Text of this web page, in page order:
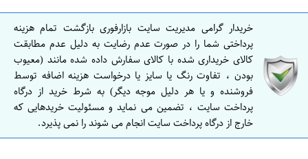
خریدار گرامی مدیریت سایت بازارفوری بازگشت تمام هزینه
پرداختی شما را در صورت عدم رضایت به دلیل عدم مطابقت
کالای خریداری شده با کالای سفارش داده شده مانند (معیوب
بودن ، تفاوت رنگ یا سایز یا درخواست هزینه اضافه توسط
فروشنده و یا هر دلیل موجه دیگر) به شرط خرید از درگاه
پرداخت سایت ، تضمین می نماید و مسئولیت خریدهایی که
خارج از درگاه پرداخت سایت انجام می شوند را نمی پذیرد.